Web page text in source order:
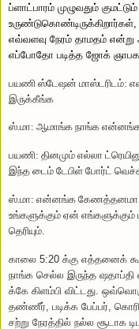
ப்ளாட்பாரம் முழுவதும்
எவ்வளவு நேரம் தாமதம் என்று
எப்போதோ படித்த ஜோக் ஞாபகம்
பயணி ஸ்டேஷன் மாஸ்டரிடம்:
இருக்கீங்க
ஸ்.மா: ஆமாங்க நாங்க என்னங்க
பயணி: தினமும் எல்லா
இந்த டைம் டேபிள் போர்ட்
ஸ்.மா: என்னங்க கேணத்தனமா
உங்களுக்கும் ஏன் எங்களுக்கும்
தெரியும்.
காலை 5:20 க்கு எத்தனைக்
நாங்க செல்ல இருந்த ஷதாப்தி
க்கே கிளம்பி விட்டது.
தண்ணீர், படிக்க பேப்பர்,
சற்று நேரத்தில் நல்ல சூடாக